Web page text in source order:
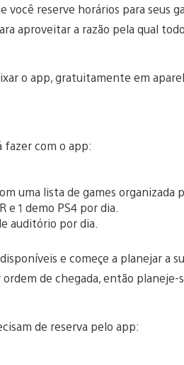
reserve horários para seus
aproveitar a razão pela qual
o app, gratuitamente em
fazer com o app:
uma lista de games organizada
e 1 demo PS4 por dia.
auditório por dia.
e começe a planejar a
de chegada, então
de reserva pelo app: